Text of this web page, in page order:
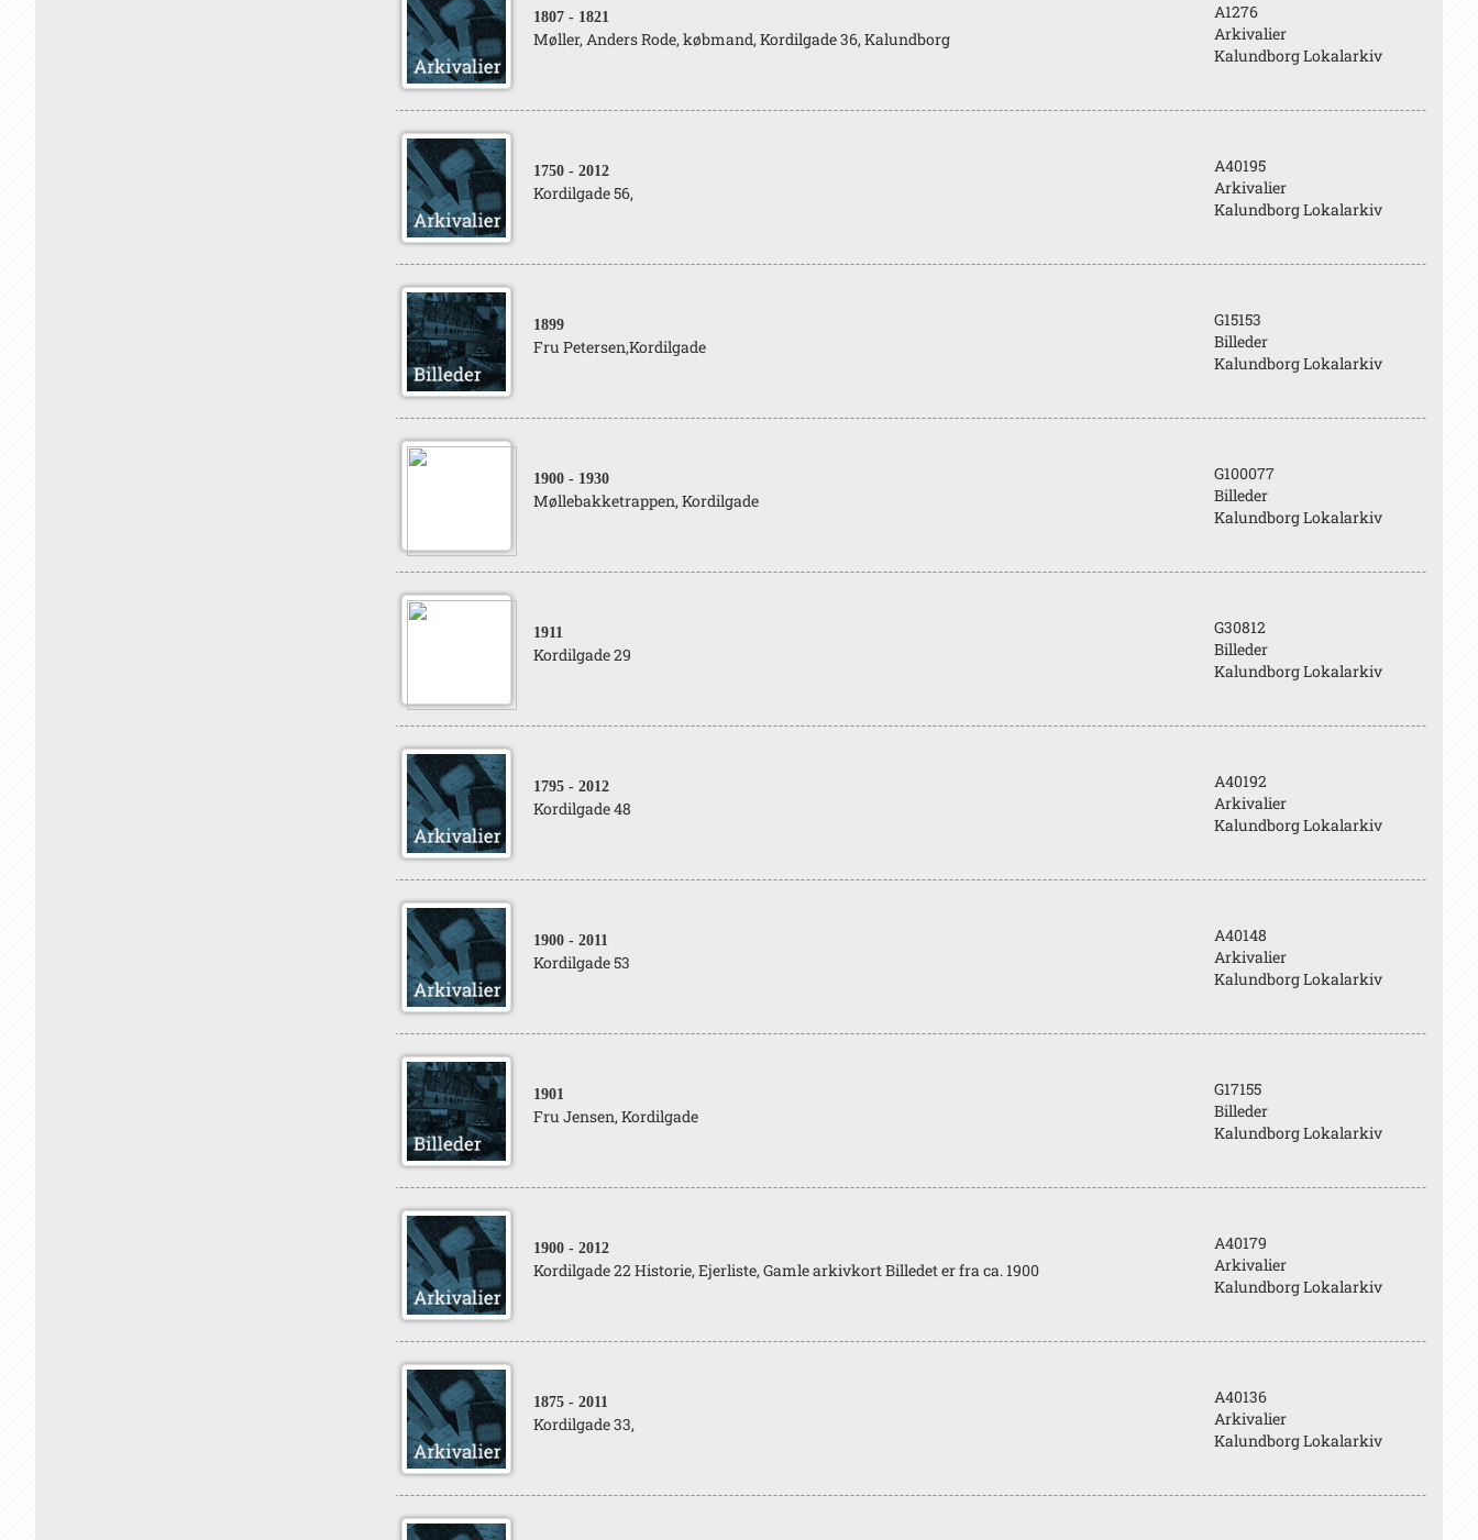
1807 - 1821
Møller, Anders Rode, købmand, Kordilgade 36, Kalundborg
A1276
Arkivalier
Kalundborg Lokalarkiv
1750 - 2012
Kordilgade 56,
A40195
Arkivalier
Kalundborg Lokalarkiv
1899
Fru Petersen,Kordilgade
G15153
Billeder
Kalundborg Lokalarkiv
1900 - 1930
Møllebakketrappen, Kordilgade
G100077
Billeder
Kalundborg Lokalarkiv
1911
Kordilgade 29
G30812
Billeder
Kalundborg Lokalarkiv
1795 - 2012
Kordilgade 48
A40192
Arkivalier
Kalundborg Lokalarkiv
1900 - 2011
Kordilgade 53
A40148
Arkivalier
Kalundborg Lokalarkiv
1901
Fru Jensen, Kordilgade
G17155
Billeder
Kalundborg Lokalarkiv
1900 - 2012
Kordilgade 22 Historie, Ejerliste, Gamle arkivkort Billedet er fra ca. 1900
A40179
Arkivalier
Kalundborg Lokalarkiv
1875 - 2011
Kordilgade 33,
A40136
Arkivalier
Kalundborg Lokalarkiv